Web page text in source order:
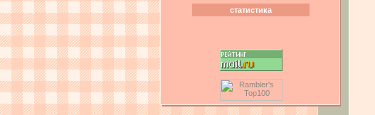
статистика